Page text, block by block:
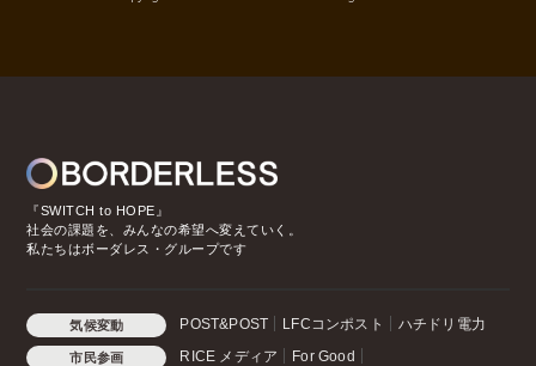
『SWITCH to HOPE』
社会の課題を、みんなの希望へ変えていく。
私たちはボーダレス・グループです
気候変動 POST&POST LFCコンポスト ハチドリ電力
市民参画 RICE メディア
For Good